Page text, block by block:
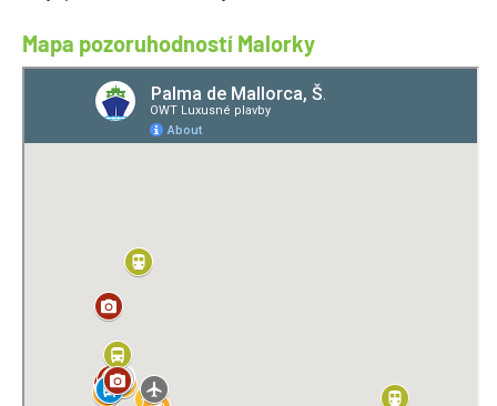
Mapa pozoruhodností Malorky